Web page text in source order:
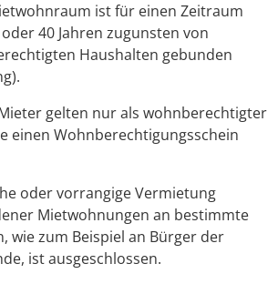
ist für einen Zeitraum
40 Jahren zugunsten von
Haushalten gebunden
gelten nur als wohnberechtigter
einen Wohnberechtigungsschein
oder vorrangige Vermietung
Mietwohnungen an bestimmte
wie zum Beispiel an Bürger der
ist ausgeschlossen.